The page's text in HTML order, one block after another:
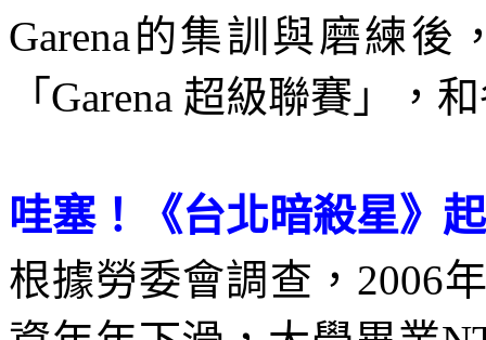
Garena的集訓與磨練後
「 Garena 超級聯賽」，
哇塞！《台北暗殺星》
根據勞委會調查， 2006